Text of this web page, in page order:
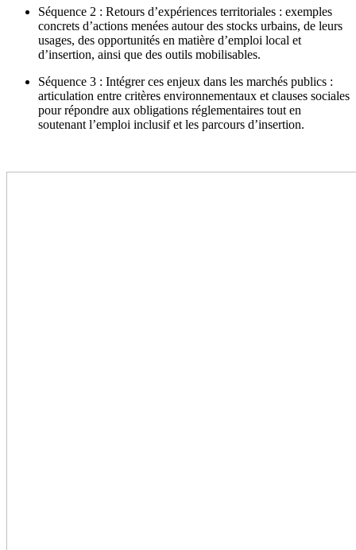
Séquence 2 : Retours d’expériences territoriales : exemples
concrets d’actions menées autour des stocks urbains, de leurs
usages, des opportunités en matière d’emploi local et
d’insertion, ainsi que des outils mobilisables.
Séquence 3 : Intégrer ces enjeux dans les marchés publics :
articulation entre critères environnementaux et clauses sociales
pour répondre aux obligations réglementaires tout en
soutenant l’emploi inclusif et les parcours d’insertion.